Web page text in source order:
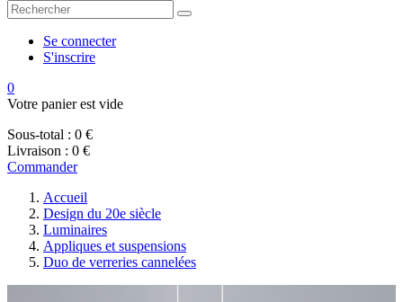
Se connecter
S'inscrire
0
Votre panier est vide
Sous-total : 0 €
Livraison : 0 €
Commander
Accueil
Design du 20e siècle
Luminaires
Appliques et suspensions
Duo de verreries cannelées